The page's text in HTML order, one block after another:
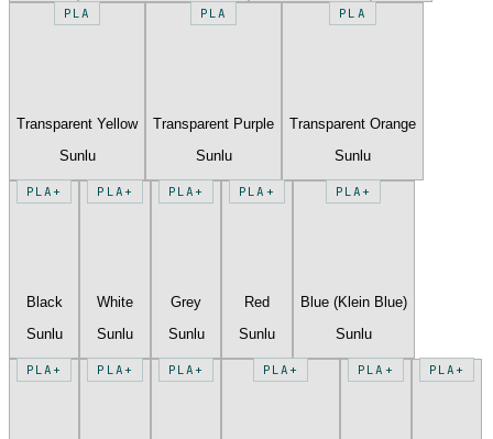
PLA
Transparent Yellow
Sunlu
PLA
Transparent Purple
Sunlu
PLA
Transparent Orange
Sunlu
PLA+
Black
Sunlu
PLA+
White
Sunlu
PLA+
Grey
Sunlu
PLA+
Red
Sunlu
PLA+
Blue (Klein Blue)
Sunlu
PLA+ PLA+ PLA+ PLA+ PLA+ PLA+